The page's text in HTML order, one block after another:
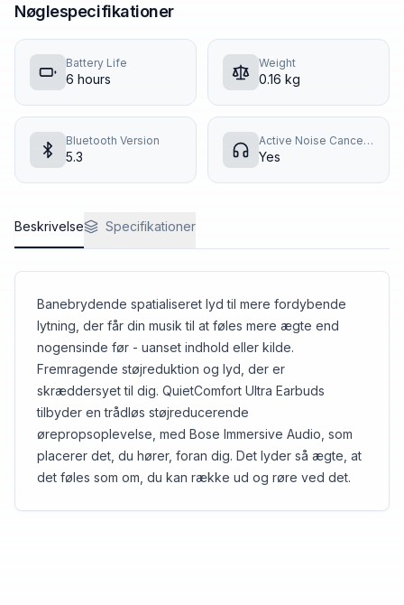
Nøglespecifikationer
Battery Life
6 hours
Weight
0.16 kg
Bluetooth Version
5.3
Active Noise Cancellation
Yes
Beskrivelse Specifikationer
Banebrydende spatialiseret lyd til mere fordybende
lytning, der får din musik til at føles mere ægte end
nogensinde før - uanset indhold eller kilde.
Fremragende støjreduktion og lyd, der er
skræddersyet til dig. QuietComfort Ultra Earbuds
tilbyder en trådløs støjreducerende
ørepropsoplevelse, med Bose Immersive Audio, som
placerer det, du hører, foran dig. Det lyder så ægte, at
det føles som om, du kan række ud og røre ved det.